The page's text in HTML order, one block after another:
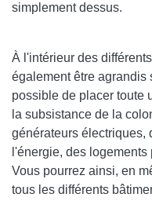
simplement dessus.
À l'intérieur des
également être agrandis
possible de placer toute
la subsistance de la
générateurs électriques,
l'énergie, des
Vous pourrez ainsi, en
tous les différents